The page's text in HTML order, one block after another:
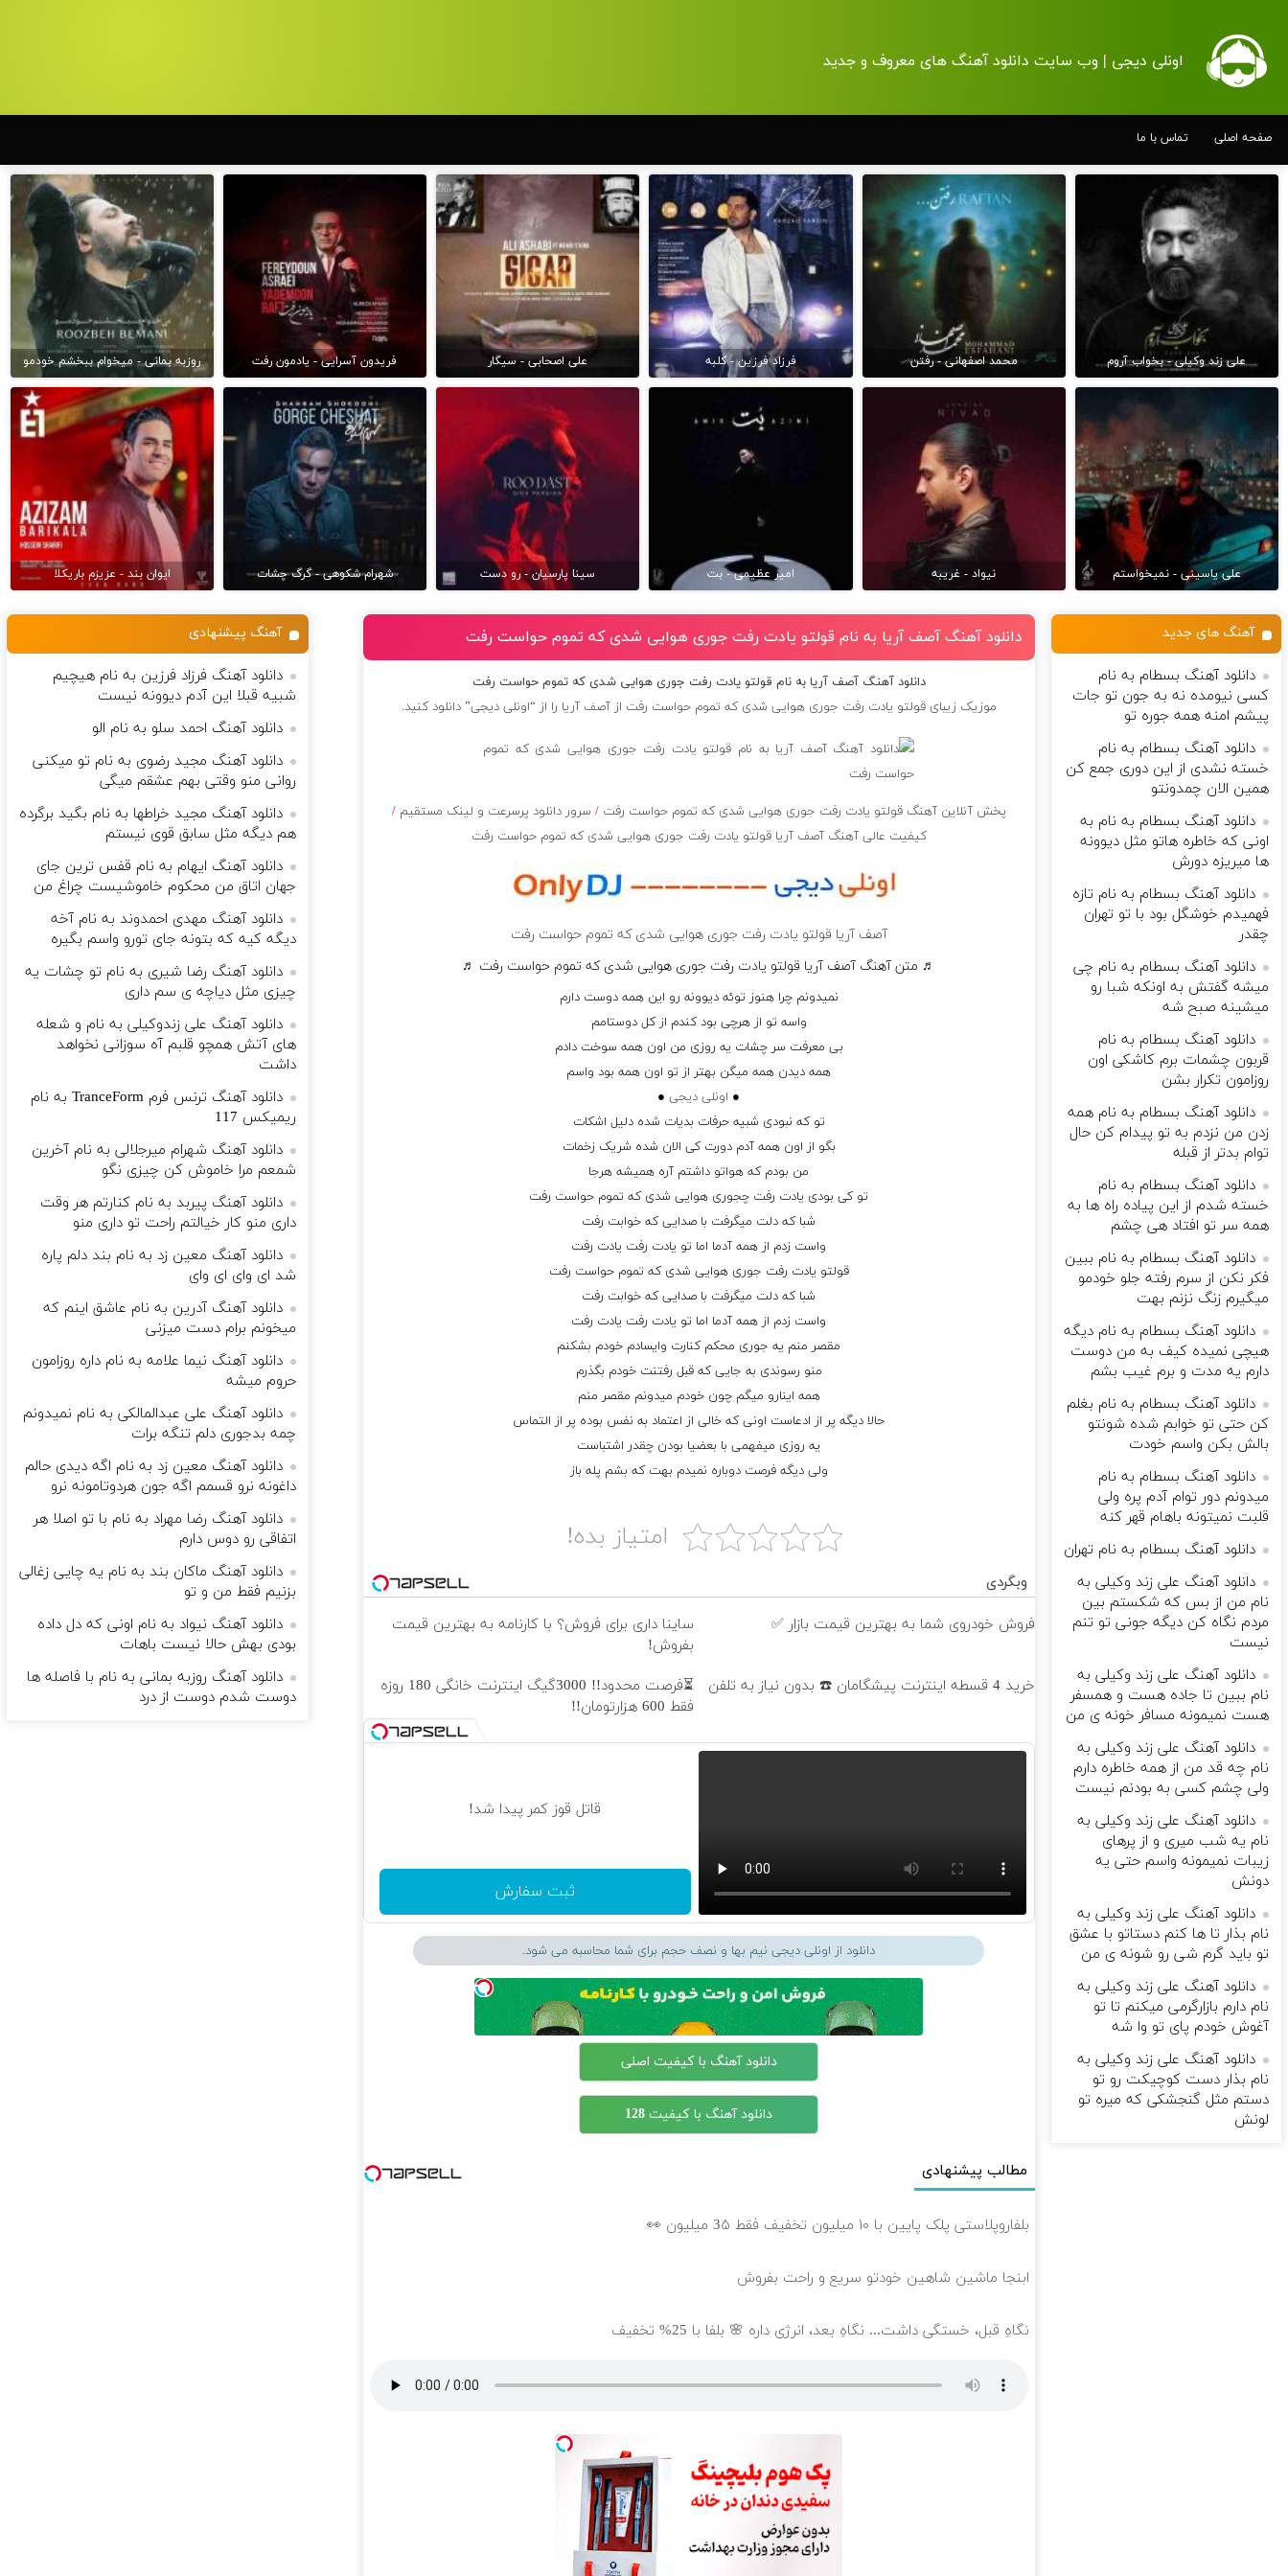
اونلی دیجی | وب سایت دانلود آهنگ های معروف و جدید
صفحه اصلی تماس با ما
علی زند وکیلی - بخواب آروم محمد اصفهانی - رفتن فرزاد فرزین - کلبه علی اصحابی - سیگار فریدون آسرایی - یادمون رفت روزبه بمانی - میخوام ببخشم خودمو
علی یاسینی - نمیخواستم نیواد - غریبه امیر عظیمی - بت سینا پارسیان - رو دست شهرام شکوهی - گرگ چشات ایوان بند - عزیزم باریکلا
دانلود آهنگ آصف آریا به نام قولتو یادت رفت جوری هوایی شدی که تموم حواست رفت
دانلود آهنگ آصف آریا به نام قولتو یادت رفت جوری هوایی شدی که تموم حواست رفت
موزیک زیبای قولتو یادت رفت جوری هوایی شدی که تموم حواست رفت ازآصف آریا را از “اونلی دیجی” دانلود کنید.
پخش آنلاین آهنگ قولتو یادت رفت جوری هوایی شدی که تموم حواست رفت/ سرور دانلود پرسرعت و لینک مستقیم/
کیفیت عالی آهنگ آصف آریا قولتو یادت رفت جوری هوایی شدی که تموم حواست رفت
آصف آریا قولتو یادت رفت جوری هوایی شدی که تموم حواست رفت
♬ متن آهنگ آصف آریا قولتو یادت رفت جوری هوایی شدی که تموم حواست رفت ♬
نمیدونم چرا هنوز توئه دیوونه رو این همه دوست دارم
واسه تو از هرچی بود کندم از کل دوستامم
بی معرفت سر چشات یه روزی من اون همه سوخت دادم
همه دیدن همه میگن بهتر از تو اون همه بود واسم
● اونلی دیجی●
تو که نبودی شبیه حرفات بدیات شده دلیل اشکات
بگو از اون همه آدم دورت کی الان شده شریک زخمات
من بودم که هواتو داشتم آره همیشه هرجا
تو کی بودی یادت رفت چجوری هوایی شدی که تموم حواست رفت
شبا که دلت میگرفت با صدایی که خوابت رفت
واست زدم از همه آدما اما تو یادت رفت یادت رفت
قولتو یادت رفت جوری هوایی شدی که تموم حواست رفت
شبا که دلت میگرفت با صدایی که خوابت رفت
واست زدم از همه آدما اما تو یادت رفت یادت رفت
مقصر منم یه جوری محکم کنارت وایسادم خودم بشکنم
منو رسوندی به جایی که قبل رفتنت خودم بگذرم
همه اینارو میگم چون خودم میدونم مقصر منم
حالا دیگه پر از ادعاست اونی که خالی از اعتماد به نفس بوده پر از التماس
یه روزی میفهمی با بعضیا بودن چقدر اشتباست
ولی دیگه فرصت دوباره نمیدم بهت که بشم پله باز
امتیاز بده!
وبگردی
فروش خودروی شما به بهترین قیمت بازار ✅
ساینا داری برای فروش؟ با کارنامه به بهترین قیمت
بفروش!
خرید 4 قسطه اینترنت پیشگامان ☎️ بدون نیاز به تلفن
⏳فرصت محدود!! 3000گیگ اینترنت خانگی 180 روزه
فقط 600 هزارتومان!!
قاتل قوز کمر پیدا شد!
ثبت سفارش
دانلود از اونلی دیجی نیم بها و نصف حجم برای شما محاسبه می شود.
دانلود آهنگ با کیفیت اصلی
دانلود آهنگ با کیفیت 128
مطالب پیشنهادی
بلفاروپلاستی پلک پایین با ۱۰ میلیون تخفیف فقط 3۵ میلیون 👀
ابنجا ماشین شاهین خودتو سریع و راحت بفروش
نگاهِ قبل، خستگی داشت... نگاهِ بعد، انرژی داره 🌸 بلفا با 25% تخفیف
آهنگ های جدید
دانلود آهنگ بسطام به نام
کسی نیومده نه به جون تو جات
پیشم امنه همه جوره تو
دانلود آهنگ بسطام به نام
خسته نشدی از این دوری جمع کن
همین الان چمدونتو
دانلود آهنگ بسطام به نام به
اونی که خاطره هاتو مثل دیوونه
ها میریزه دورش
دانلود آهنگ بسطام به نام تازه
فهمیدم خوشگل بود با تو تهران
چقدر
دانلود آهنگ بسطام به نام چی
میشه گفتش به اونکه شبا رو
میشینه صبح شه
دانلود آهنگ بسطام به نام
قربون چشمات برم کاشکی اون
روزامون تکرار بشن
دانلود آهنگ بسطام به نام همه
زدن من نزدم به تو پیدام کن حال
توام بدتر از قبله
دانلود آهنگ بسطام به نام
خسته شدم از این پیاده راه ها به
همه سر تو افتاد هی چشم
دانلود آهنگ بسطام به نام ببین
فکر نکن از سرم رفته جلو خودمو
میگیرم زنگ نزنم بهت
دانلود آهنگ بسطام به نام دیگه
هیچی نمیده کیف به من دوست
دارم یه مدت و برم غیب بشم
دانلود آهنگ بسطام به نام بغلم
کن حتی تو خوابم شده شونتو
بالش بکن واسم خودت
دانلود آهنگ بسطام به نام
میدونم دور توام آدم پره ولی
قلبت نمیتونه باهام قهر کنه
دانلود آهنگ بسطام به نام تهران
دانلود آهنگ علی زند وکیلی به
نام من از بس كه شكستم بین
مردم نگاه كن دیگه جونى تو تنم
نیست
دانلود آهنگ علی زند وکیلی به
نام ببین تا جاده هست و همسفر
هست نمیمونه مسافر خونه ی من
دانلود آهنگ علی زند وکیلی به
نام چه قد من از همه خاطره دارم
ولی چشم كسی به بودنم نیست
دانلود آهنگ علی زند وکیلی به
نام یه شب میرى و از پرهای
زيبات نمیمونه واسم حتی یه
دونش
دانلود آهنگ علی زند وکیلی به
نام بذار تا ها كنم دستاتو با عشق
تو باید گرم شی رو شونه ى من
دانلود آهنگ علی زند وکیلی به
نام دارم بازارگرمی میكنم تا تو
آغوش خودم پای تو وا شه
دانلود آهنگ علی زند وکیلی به
نام بذار دست كوچیكت رو تو
دستم مثل گنجشكی كه میره تو
لونش
آهنگ پیشنهادی
دانلود آهنگ فرزاد فرزین به نام هیچیم
شبیه قبلا این آدم دیوونه نیست
دانلود آهنگ احمد سلو به نام الو
دانلود آهنگ مجید رضوی به نام تو میکنی
روانی منو وقتی بهم عشقم میگی
دانلود آهنگ مجید خراطها به نام بگید برگرده
هم دیگه مثل سابق قوی نیستم
دانلود آهنگ ایهام به نام قفس ترین جای
جهان اتاق من محکوم خاموشیست چراغ من
دانلود آهنگ مهدی احمدوند به نام آخه
دیگه کیه که بتونه جای تورو واسم بگیره
دانلود آهنگ رضا شیری به نام تو چشات یه
چیزی مثل دیاچه ی سم داری
دانلود آهنگ علی زندوکیلی به نام و شعله
های آتش همچو قلبم آه سوزانی نخواهد
داشت
دانلود آهنگ ترنس فرم TranceForm به نام
ریمیکس 117
دانلود آهنگ شهرام میرجلالی به نام آخرین
شمعم مرا خاموش کن چیزی نگو
دانلود آهنگ پیربد به نام کنارتم هر وقت
داری منو کار خیالتم راحت تو داری منو
دانلود آهنگ معین زد به نام ﺑﻨﺪ دﻟﻢ ﭘﺎره
ﺷﺪ ای وای ای وای
دانلود آهنگ آدرین به نام عاشق اینم که
میخونم برام دست میزنی
دانلود آهنگ نیما علامه به نام داره روزامون
حروم میشه
دانلود آهنگ علی عبدالمالکی به نام نمیدونم
چمه بدجوری دلم تنگه برات
دانلود آهنگ معین زد به نام اگه دیدی حالم
داغونه نرو قسمم اگه جون هردوتامونه نرو
دانلود آهنگ رضا مهراد به نام با تو اصلا هر
اتفاقی رو دوس دارم
دانلود آهنگ ماکان بند به نام یه چایی زغالی
بزنیم فقط من و تو
دانلود آهنگ نیواد به نام اونی که دل داده
بودی بهش حالا نیست باهات
دانلود آهنگ روزبه بمانی به نام با فاصله ها
دوست شدم دوست از درد